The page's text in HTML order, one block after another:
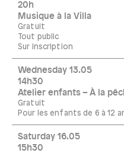
20h
Musique à la Villa
Gratuit
Tout public
Sur inscription
Wednesday 13.05
14h30
Atelier enfants – À la
Gratuit
Pour les enfants de 6 à 12
Saturday 16.05
15h30